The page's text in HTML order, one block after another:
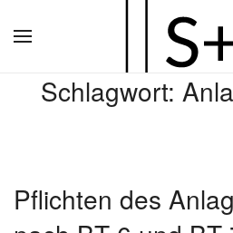
Hauptinhalt
springen
Schlagwort:
Pflichten des